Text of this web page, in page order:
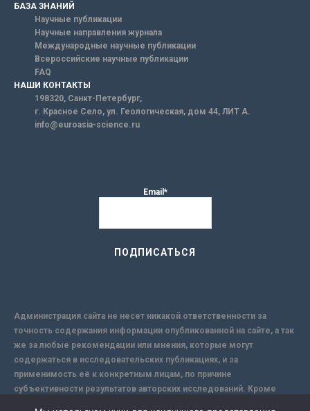
БАЗА ЗНАНИЙ
Научные публикации
Научные направления журнала
Международные научные публикации
Всероссийские научные публикации
FAQ
НАШИ КОНТАКТЫ
198320, Санкт-Петербург,
г. Красное Село, ул. Геологическая, дом 44, ЛИТ А.
info@euroasia-science.ru
Email*
Администрация сайта не несет никакой ответственности за
точность содержания информации опубликованной на сайте, а так
же за любые рекомендации или мнения, которые могут
содержаться в исследовательских публикациях, и за
применимость её к конкретным лицам, по причине
субъективности результатов авторских исследований. Кроме